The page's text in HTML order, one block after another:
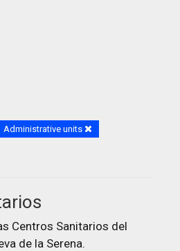
Administrative units
Centros Sanitarios del
de la Serena.